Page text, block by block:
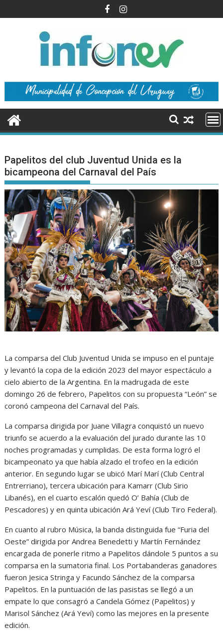
al
Papelitos del club Juventud Unida es la
bicampeona del Carnaval del País
La comparsa del Club Juventud Unida se impuso en el puntaje
y levantó la copa de la edición 2023 del mayor espectáculo a
cielo abierto de la Argentina. En la madrugada de este
domingo 26 de febrero, Papelitos con su propuesta “León” se
coronó campeona del Carnaval del País.
La comparsa dirigida por Juane Villagra conquistó un nuevo
triunfo se acuerdo a la evaluación del jurado durante las 10
noches programadas y cumplidas. De esta forma logró el
bicampeonato ya que había alzado el trofeo en la edición
anterior. En segundo lugar se ubicó Marí Marí (Club Central
Entrerriano), tercera ubicación para Kamarr (Club Sirio
Libanés), en el cuarto escalón quedó O’ Bahía (Club de
Pescadores) y en quinta ubicación Ará Yeví (Club Tiro Federal).
En cuanto al rubro Música, la banda distinguida fue “Furia del
Oeste” dirigida por Andrea Benedetti y Martín Fernández
encargada de ponerle ritmo a Papelitos dándole 5 puntos a su
comparsa en la sumatoria final. Los Portabanderas ganadores
fueron Jesica Stringa y Facundo Sánchez de la comparsa
Papelitos. En la puntuación de las pasistas se llegó a un
empate lo que consagró a Candela Gómez (Papelitos) y
Marisol Sánchez (Ará Yeví) como las mejores en la presente
edición.